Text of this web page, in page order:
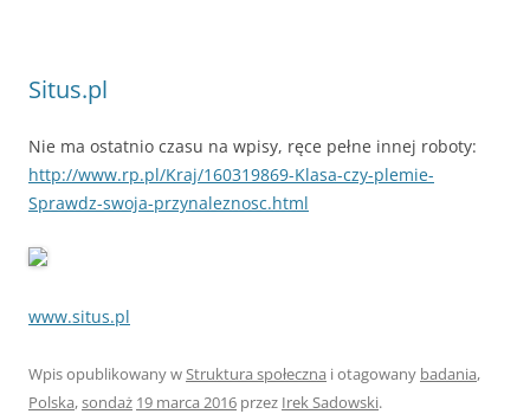
Situs.pl
Nie ma ostatnio czasu na wpisy, ręce pełne innej roboty:
http://www.rp.pl/Kraj/160319869-Klasa-czy-plemie-
Sprawdz-swoja-przynaleznosc.html
www.situs.pl
Wpis opublikowany wStruktura społeczna i otagowany badania,
Polska,sondaż 19 marca 2016 przez Irek Sadowski.